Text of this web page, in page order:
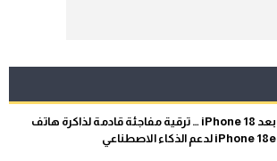
بعد iPhone 18 … ترقية مفاجئة قادمة لذاكرة هاتف
iPhone 18e لدعم الذكاء الاصطناعي